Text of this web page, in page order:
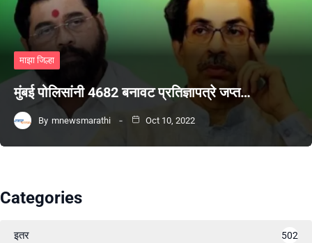
माझा जिल्हा
मुंबई पोलिसांनी 4682 बनावट प्रतिज्ञापत्रे जप्त…
By mnewsmarathi Oct 10, 2022
Categories
इतर 502